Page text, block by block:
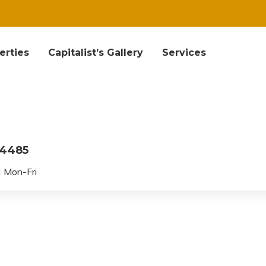
Capitalist’s Gallery Services
Mon-Fri
a modernist